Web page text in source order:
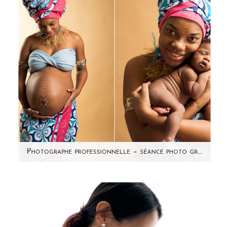
Photographe professionnelle – séance photo grossesse studio Paris et 92
de coeur ! Cette jolie future maman m'a
contactée du Gabon pour…